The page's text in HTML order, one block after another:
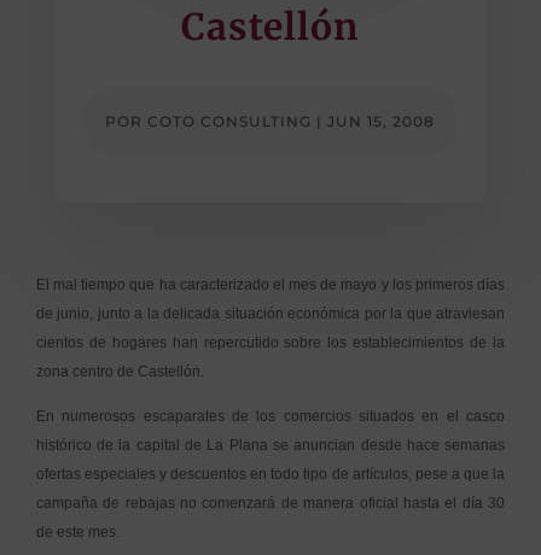
Castellón
POR COTO CONSULTING |JUN 15, 2008
El mal tiempo que ha caracterizado el mes de mayo y los primeros días
de junio, junto a la delicada situación económica por la que atraviesan
cientos de hogares han repercutido sobre los establecimientos de la
zona centro de Castellón.
En numerosos escaparates de los comercios situados en el casco
histórico de la capital de La Plana se anuncian desde hace semanas
ofertas especiales y descuentos en todo tipo de artículos, pese a que la
campaña de rebajas no comenzará de manera oficial hasta el día 30
de este mes.